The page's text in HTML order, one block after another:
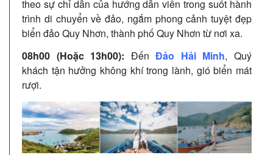
theo sự chỉ dẫn của hướng dẫn viên trong suốt hành
trình di chuyển về đảo, ngắm phong cảnh tuyệt đẹp
biển đảo Quy Nhơn, thành phố Quy Nhơn từ nơi xa.
08h00 (Hoặc 13h00): ĐếnĐảo Hải Minh, Quý
khách tận hưởng không khí trong lành, gió biển mát
rượi.